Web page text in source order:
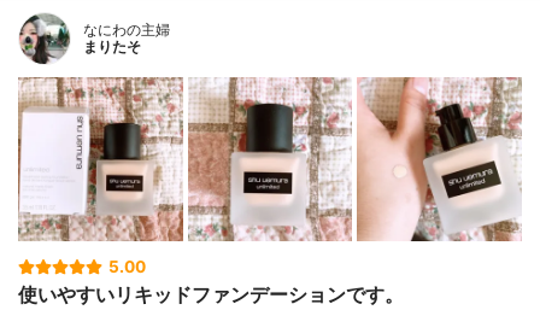
なにわの主婦
まりたそ
5.00
使いやすいリキッドファンデーションです。